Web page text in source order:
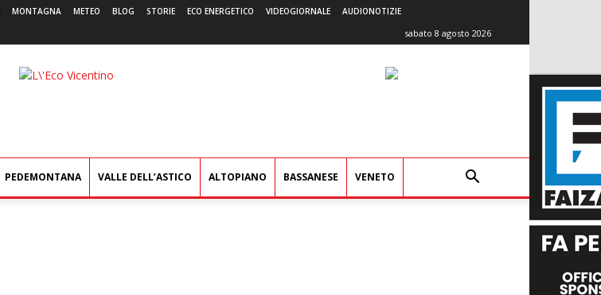
MONTAGNA METEO BLOG STORIE ECO ENERGETICO VIDEOGIORNALE AUDIONOTIZIE
sabato 8 agosto 2026
L'Eco
PEDEMONTANA VALLE DELL’ASTICO ALTOPIANO BASSANESE VENETO